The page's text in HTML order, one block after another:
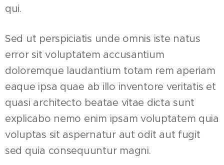
qui.
Sed ut perspiciatis unde omnis iste natus
error sit voluptatem accusantium
doloremque laudantium totam rem aperiam
eaque ipsa quae ab illo inventore veritatis et
quasi architecto beatae vitae dicta sunt
explicabo nemo enim ipsam voluptatem quia
voluptas sit aspernatur aut odit aut fugit
sed quia consequuntur magni.